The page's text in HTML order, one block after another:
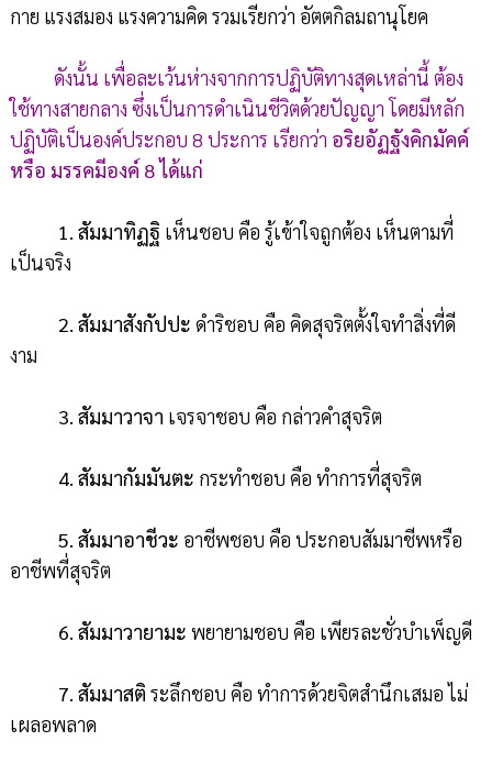
กาย แรงสมอง แรงความคิด รวมเรียกว่า อัตตกิลมถานุโยค
ดังนั้น เพื่อละเว้นห่างจากการปฏิบัติทางสุดเหล่านี้ ต้อง
ใช้ทางสายกลาง ซึ่งเป็นการดำเนินชีวิตด้วยปัญญา โดยมีหลัก
ปฏิบัติเป็นองค์ประกอบ 8 ประการ เรียกว่า อริยอัฏฐังคิกมัคค์
หรือ มรรคมีองค์ 8 ได้แก่
1. สัมมาทิฏฐิ เห็นชอบ คือ รู้เข้าใจถูกต้อง เห็นตามที่
เป็นจริง
2. สัมมาสังกัปปะ ดำริชอบ คือ คิดสุจริตตั้งใจทำสิ่งที่ดี
งาม
3. สัมมาวาจา เจรจาชอบ คือ กล่าวคำสุจริต
4. สัมมากัมมันตะ กระทำชอบ คือ ทำการที่สุจริต
5. สัมมาอาชีวะ อาชีพชอบ คือ ประกอบสัมมาชีพหรือ
อาชีพที่สุจริต
6. สัมมาวายามะ พยายามชอบ คือ เพียรละชั่วบำเพ็ญดี
7. สัมมาสติ ระลึกชอบ คือ ทำการด้วยจิตสำนึกเสมอ ไม่
เผลอพลาด